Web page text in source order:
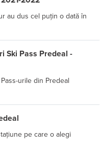
au dus cel puțin o dată în
Ski Pass Predeal -
urile din Predeal
pe care o alegi